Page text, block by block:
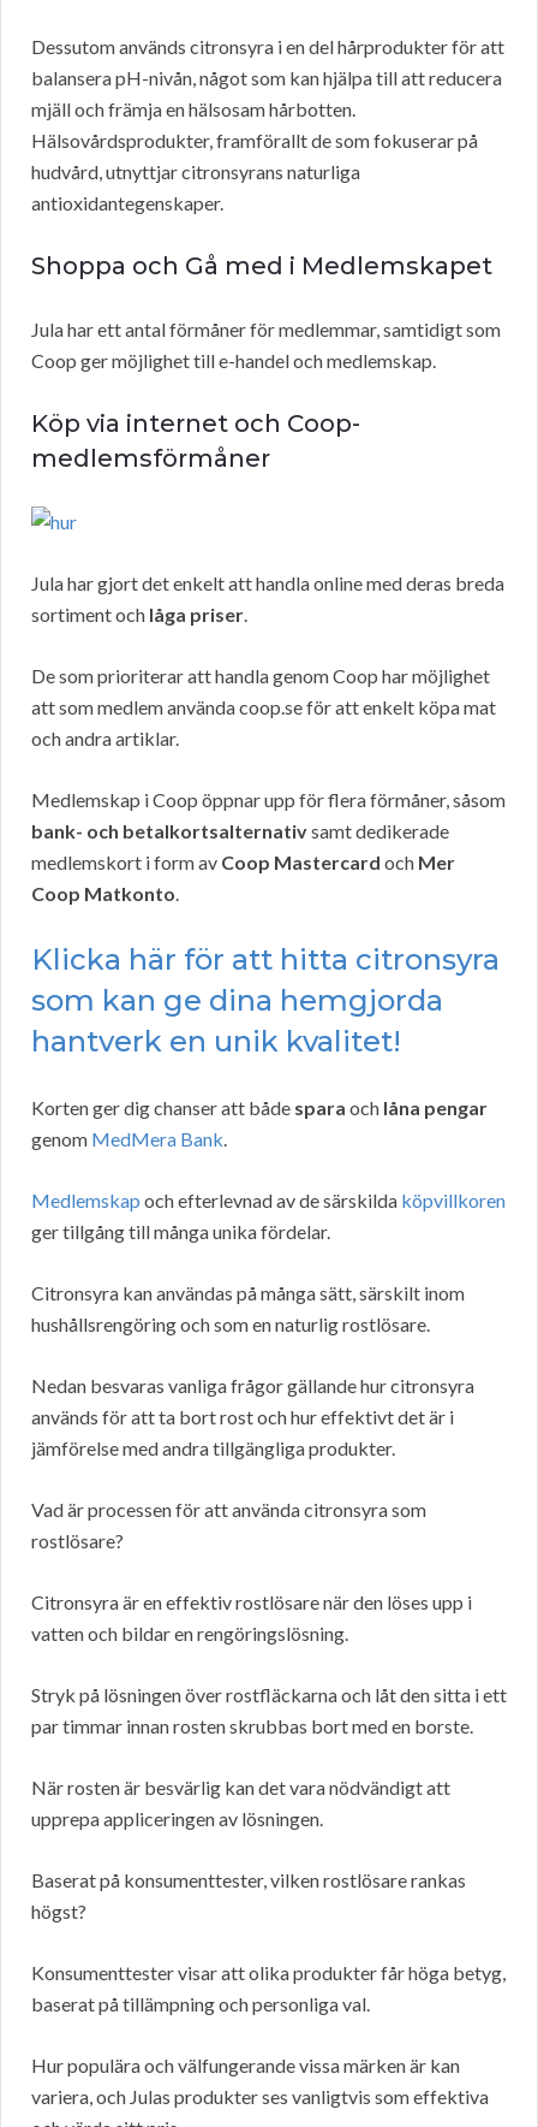
Dessutom används citronsyra i en del hårprodukter för att
balansera pH-nivån, något som kan hjälpa till att reducera
mjäll och främja en hälsosam hårbotten.
Hälsovårdsprodukter, framförallt de som fokuserar på
hudvård, utnyttjar citronsyrans naturliga
antioxidantegenskaper.
Shoppa och Gå med i Medlemskapet
Jula har ett antal förmåner för medlemmar, samtidigt som
Coop ger möjlighet till e-handel och medlemskap.
Köp via internet och Coop-
medlemsförmåner
Jula har gjort det enkelt att handla online med deras breda
sortiment och låga priser.
De som prioriterar att handla genom Coop har möjlighet
att som medlem använda coop.se för att enkelt köpa mat
och andra artiklar.
Medlemskap i Coop öppnar upp för flera förmåner, såsom
bank- och betalkortsalternativsamt dedikerade
medlemskort i form av Coop Mastercard och Mer
Coop Matkonto.
Klicka här för att hitta citronsyra
som kan ge dina hemgjorda
hantverk en unik kvalitet!
Korten ger dig chanser att både spara och låna pengar
genom MedMera Bank.
Medlemskap och efterlevnad av de särskilda köpvillkoren
ger tillgång till många unika fördelar.
Citronsyra kan användas på många sätt, särskilt inom
hushållsrengöring och som en naturlig rostlösare.
Nedan besvaras vanliga frågor gällande hur citronsyra
används för att ta bort rost och hur effektivt det är i
jämförelse med andra tillgängliga produkter.
Vad är processen för att använda citronsyra som
rostlösare?
Citronsyra är en effektiv rostlösare när den löses upp i
vatten och bildar en rengöringslösning.
Stryk på lösningen över rostfläckarna och låt den sitta i ett
par timmar innan rosten skrubbas bort med en borste.
När rosten är besvärlig kan det vara nödvändigt att
upprepa appliceringen av lösningen.
Baserat på konsumenttester, vilken rostlösare rankas
högst?
Konsumenttester visar att olika produkter får höga betyg,
baserat på tillämpning och personliga val.
Hur populära och välfungerande vissa märken är kan
variera, och Julas produkter ses vanligtvis som effektiva